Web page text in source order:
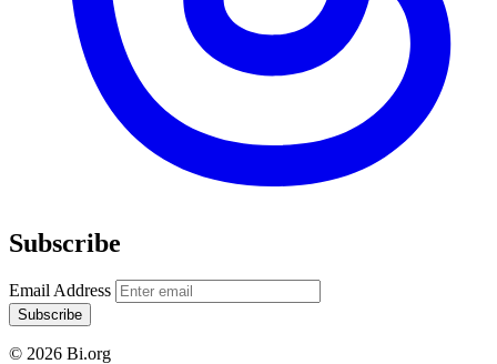
Subscribe
Email Address
Subscribe
© 2026 Bi.org